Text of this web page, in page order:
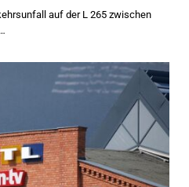
auf der L 265 zwischen